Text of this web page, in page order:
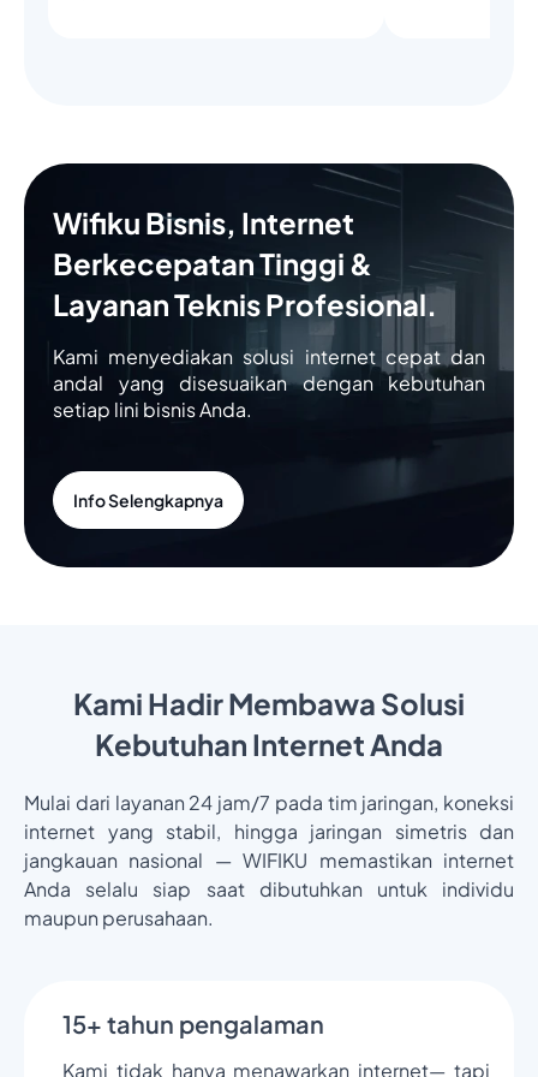
Wifiku Bisnis, Internet
Berkecepatan Tinggi &
Layanan Teknis Profesional.
Kami menyediakan solusi internet cepat dan
andal yang disesuaikan dengan kebutuhan
setiap lini bisnis Anda.
Info Selengkapnya
Kami Hadir Membawa Solusi
Kebutuhan Internet Anda
Mulai dari layanan 24 jam/7 pada tim jaringan, koneksi
internet yang stabil, hingga jaringan simetris dan
jangkauan nasional — WIFIKU memastikan internet
Anda selalu siap saat dibutuhkan untuk individu
maupun perusahaan.
15+ tahun pengalaman
Kami tidak hanya menawarkan internet— tapi